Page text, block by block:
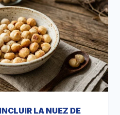
LA NUEZ DE